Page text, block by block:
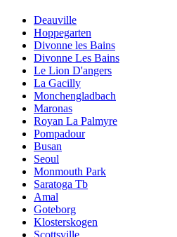
Deauville
Hoppegarten
Divonne les Bains
Divonne Les Bains
Le Lion D'angers
La Gacilly
Monchengladbach
Maronas
Royan La Palmyre
Pompadour
Busan
Seoul
Monmouth Park
Saratoga Tb
Amal
Goteborg
Klosterskogen
Scottsville